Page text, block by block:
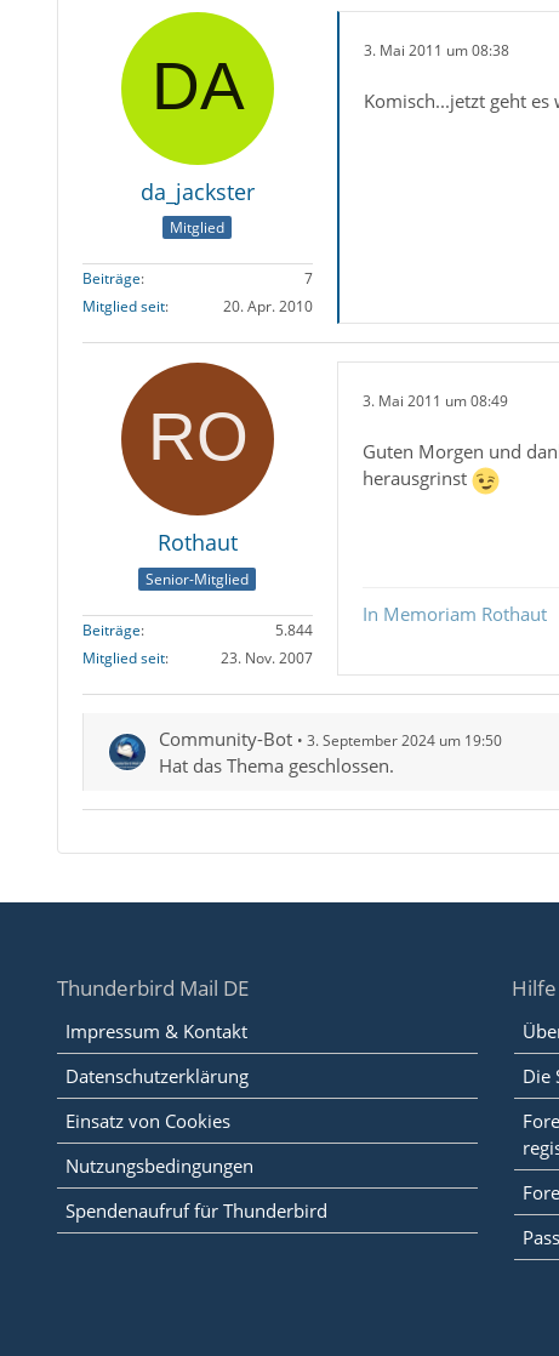
da_jackster
Mitglied
Beiträge
7
Mitglied seit
20. Apr. 2010
3. Mai 2011 um 08:38
Komisch...jetzt geht es
Rothaut
Senior-Mitglied
Beiträge
5.844
Mitglied seit
23. Nov. 2007
3. Mai 2011 um 08:49
Guten Morgen und
herausgrinst
In Memoriam Rothaut
Community-Bot 3. September 2024 um 19:50
Hat das Thema geschlossen.
Thunderbird Mail DE
Impressum & Kontakt
Datenschutzerklärung
Einsatz von Cookies
Nutzungsbedingungen
Spendenaufruf für Thunderbird
Die